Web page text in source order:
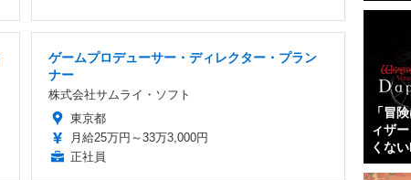
ゲームプロデューサー・ディレクター・プラン
ナー
株式会社サムライ・ソフト
東京都
月給25万円～33万3,000円
正社員
「冒
ィザ
くな